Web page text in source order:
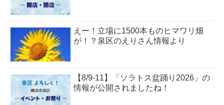
えー！立場に1500本ものヒマワリ畑
が！？泉区のえりさん情報より
【8/9-11】「ソラトス盆踊り2026」の
情報が公開されましたね！